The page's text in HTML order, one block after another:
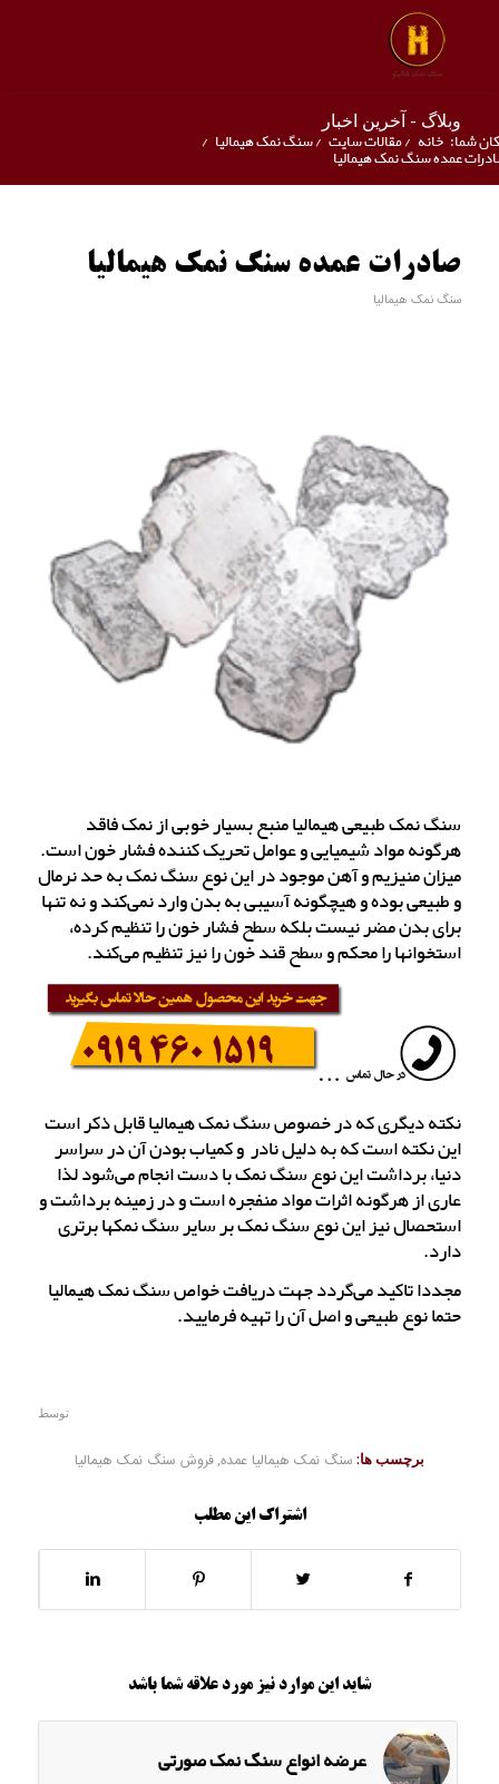
وبلاگ - آخرین اخبار
شما: خانه /مقالات سایت /سنگ نمک هیمالیا /
عمده سنگ نمک هیمالیا
صادرات عمده سنگ نمک هیمالیا
سنگ نمک هیمالیا
سنگ نمک طبیعی هیمالیا منبع بسیار خوبی از نمک فاقد
هرگونه مواد شیمیایی و عوامل تحریک کننده فشار خون است.
میزان منیزیم و آهن موجود در این نوع سنگ نمک به حد نرمال
و طبیعی بوده و هیچگونه آسیبی به بدن وارد نمی‌کند و نه تنها
برای بدن مضر نیست بلکه سطح فشار خون را تنظیم کرده،
استخوانها را محکم و سطح قند خون را نیز تنظیم می‌کند.
نکته دیگری که در خصوص سنگ نمک هیمالیا قابل ذکر است
این نکته است که به دلیل نادر و کمیاب بودن آن در سراسر
دنیا، برداشت این نوع سنگ نمک با دست انجام می‌شود لذا
عاری از هرگونه اثرات مواد منفجره است و در زمینه برداشت و
استحصال نیز این نوع سنگ نمک بر سایر سنگ نمکها برتری
دارد.
مجددا تاکید می‌گردد جهت دریافت خواص سنگ نمک هیمالیا
حتما نوع طبیعی و اصل آن را تهیه فرمایید.
توسط
برچسب ها: سنگ نمک هیمالیا عمده, فروش سنگ نمک هیمالیا
اشتراک این مطلب
شاید این موارد نیز مورد علاقه شما باشد
عرضه انواع سنگ نمک صورتی